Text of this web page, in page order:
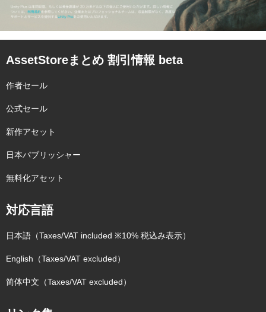
AssetStoreまとめ 割引情報 beta
作者セール
公式セール
新作アセット
日本パブリッシャー
無料化アセット
対応言語
日本語（Taxes/VAT included ※10% 税込み表示）
English（Taxes/VAT excluded）
简体中文（Taxes/VAT excluded）